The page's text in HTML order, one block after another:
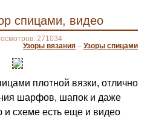
спицами, видео
271034
Узоры вязания – Узоры спицами
плотной вязки, отлично
шарфов, шапок и даже
и схеме есть еще и видео